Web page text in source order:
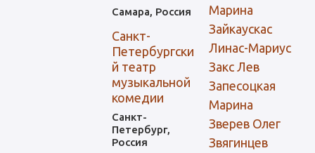
Самара, Россия
Санкт-
Петербургски
й театр
музыкальной
комедии
Санкт-
Петербург,
Россия
Марина
Зайкаускас
Линас-Мариус
Закс Лев
Запесоцкая
Марина
Зверев Олег
Звягинцев